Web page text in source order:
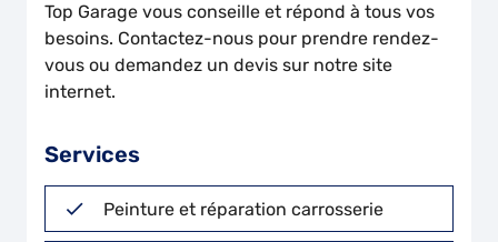
Top Garage vous conseille et répond à tous vos
besoins. Contactez-nous pour prendre rendez-
vous ou demandez un devis sur notre site
internet.
Services
Peinture et réparation carrosserie